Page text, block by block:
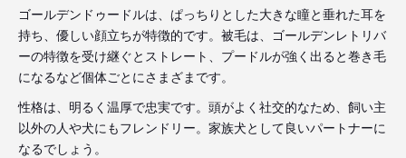
ゴールデンドゥードルは、ぱっちりとした大きな瞳と垂れた耳を
持ち、優しい顔立ちが特徴的です。被毛は、ゴールデンレトリバ
ーの特徴を受け継ぐとストレート、プードルが強く出ると巻き毛
になるなど個体ごとにさまざまです。
性格は、明るく温厚で忠実です。頭がよく社交的なため、飼い主
以外の人や犬にもフレンドリー。家族犬として良いパートナーに
なるでしょう。